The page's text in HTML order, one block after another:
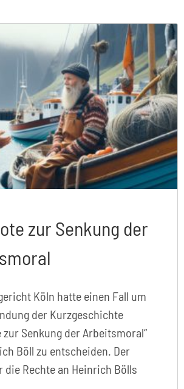
zur Senkung der
Köln hatte einen Fall um
der Kurzgeschichte
zur Senkung der Arbeitsmoral“
Böll zu entscheiden. Der
die Rechte an Heinrich Bölls